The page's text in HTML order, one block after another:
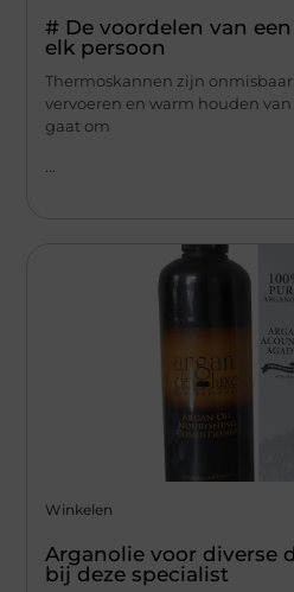
# De voordelen van
elk persoon
Thermoskannen zijn
vervoeren en warm houden
gaat om
Winkelen
Arganolie voor diverse
bij deze specialist